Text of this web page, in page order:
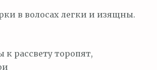
в волосах легки и изящны.
к рассвету торопят,